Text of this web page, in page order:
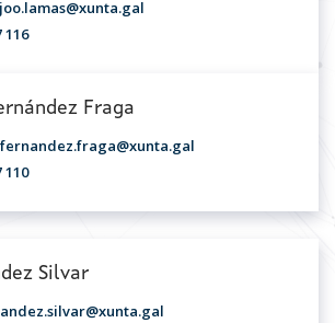
116
Fraga
110
Silvar